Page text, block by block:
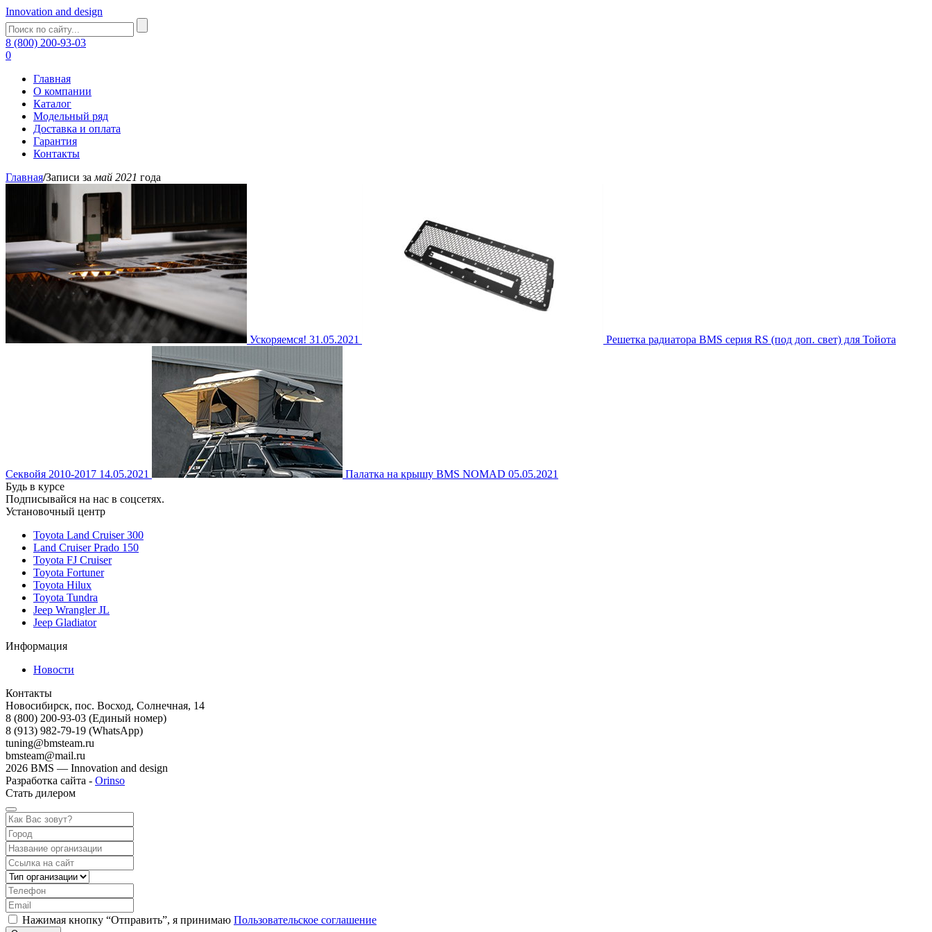
Innovation and design
8 (800) 200-93-03
0
Главная
О компании
Каталог
Модельный ряд
Доставка и оплата
Гарантия
Контакты
Главная/Записи за май 2021 года
Ускоряемся! 31.05.2021 Решетка радиатора BMS серия RS (под доп. свет) для Тойота
Секвойя 2010-2017 14.05.2021 Палатка на крышу BMS NOMAD 05.05.2021
Будь в курсе
Подписывайся на нас в соцсетях.
Установочный центр
Toyota Land Cruiser 300
Land Cruiser Prado 150
Toyota FJ Cruiser
Toyota Fortuner
Toyota Hilux
Toyota Tundra
Jeep Wrangler JL
Jeep Gladiator
Информация
Новости
Контакты
Новосибирск, пос. Восход, Солнечная, 14
8 (800) 200-93-03 (Единый номер)
8 (913) 982-79-19 (WhatsApp)
tuning@bmsteam.ru
bmsteam@mail.ru
2026 BMS — Innovation and design
Разработка сайта - Orinso
Стать дилером
Нажимая кнопку “Отправить”, я принимаю Пользовательское соглашение